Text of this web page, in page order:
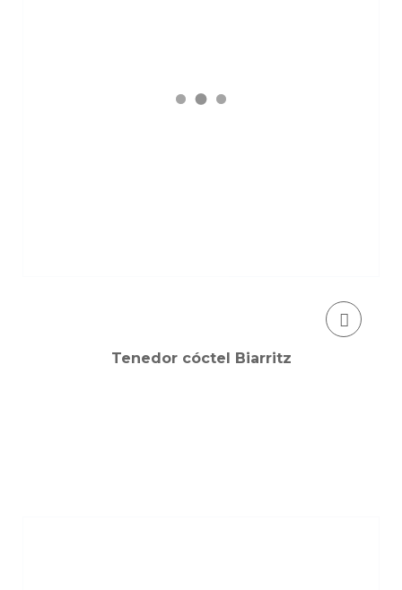
Tenedor cóctel Biarritz